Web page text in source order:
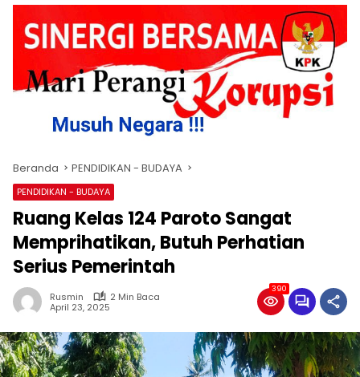
Beranda PENDIDIKAN - BUDAYA
PENDIDIKAN - BUDAYA
Ruang Kelas 124 Paroto Sangat
Memprihatikan, Butuh Perhatian
Serius Pemerintah
Rusmin
2 Min Baca
April 23, 2025
390